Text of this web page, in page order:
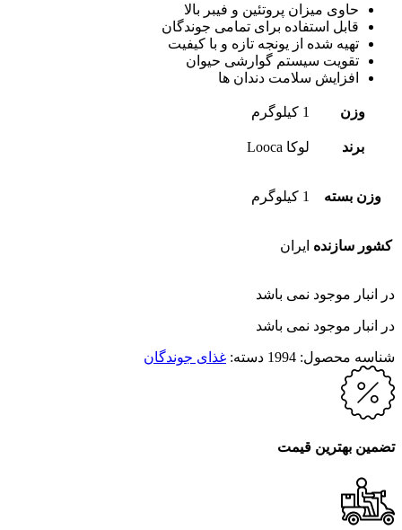
حاوی میزان پروتئین و فیبر بالا
قابل استفاده برای تمامی جوندگان
تهیه شده از یونجه تازه و با کیفیت
تقویت سیستم گوارشی حیوان
افزایش سلامت دندان ها
وزن 1 کیلوگرم
برند لوکا Looca
وزن بسته 1 کیلوگرم
کشور سازنده ایران
در انبار موجود نمی باشد
در انبار موجود نمی باشد
شناسه محصول: 1994 دسته: غذای جوندگان
تضمین بهترین قیمت